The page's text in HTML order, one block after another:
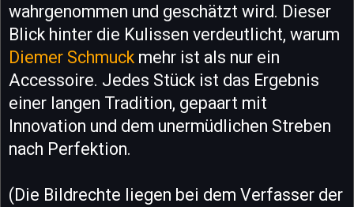
wahrgenommen und geschätzt wird. Dieser
Blick hinter die Kulissen verdeutlicht, warum
Diemer Schmuck mehr ist als nur ein
Accessoire. Jedes Stück ist das Ergebnis
einer langen Tradition, gepaart mit
Innovation und dem unermüdlichen Streben
nach Perfektion.
(Die Bildrechte liegen bei dem Verfasser der